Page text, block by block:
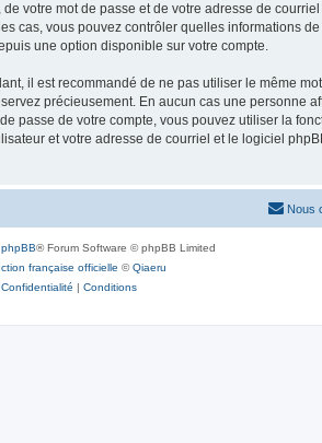
votre mot de passe et de votre adresse de
cas, vous pouvez contrôler quelles informations
une option disponible sur votre compte.
il est recommandé de ne pas utiliser le même
précieusement. En aucun cas une personne
passe de votre compte, vous pouvez utiliser la
et votre adresse de courriel et le logiciel
Nous
phpBB® Forum Software © phpBB Limited
française officielle ©Qiaeru
Confidentialité | Conditions